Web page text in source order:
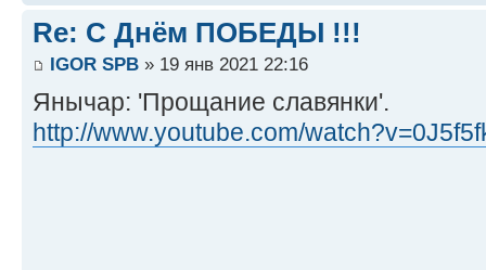
Re: С Днём ПОБЕДЫ !!!
IGOR SPB » 19 янв 2021 22:16
Янычар: 'Прощание славянки'.
http://www.youtube.com/